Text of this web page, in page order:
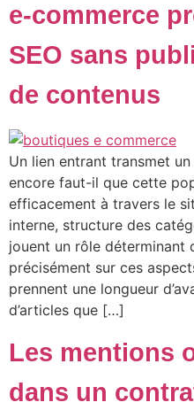
e-commerce
SEO sans
de contenus
Un lien entrant transmet
encore faut-il que cette
efficacement à travers le
interne, structure des
jouent un rôle déterminant
précisément sur ces
prennent une longueur
d’articles que […]
Les mentions
dans un